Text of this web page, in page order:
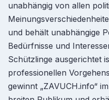
unabhängig von allen
und behält unabhängige
Bedürfnisse und
Schützlinge ausgerichtet
professionellen
gewinnt „ZAVUCH.info“